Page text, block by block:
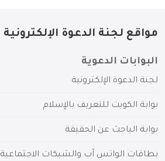
مواقع لجنة الدعوة الإلكترونية
البوابات الدعوية
لجنة الدعوة الإلكترونية
بوابة الكويت للتعريف بالإسلام
بوابة الباحث عن الحقيقة
بطاقات الواتس آب والشبكات الاجتماعية